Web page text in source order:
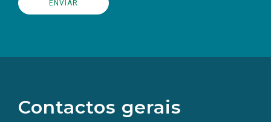
Contactos gerais
redes
sociais